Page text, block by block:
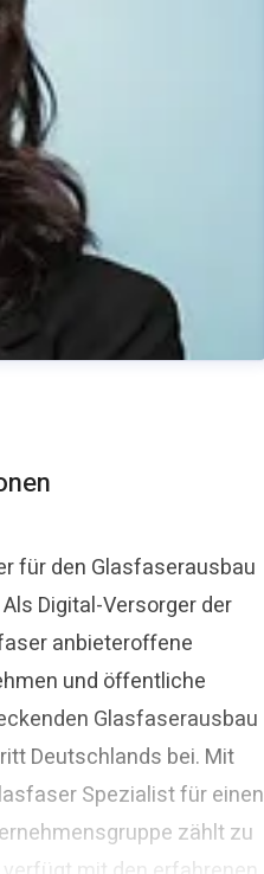
für den Glasfaserausbau
Digital-Versorger der
anbieteroffene
und öffentliche
Glasfaserausbau
Deutschlands bei. Mit
Spezialist für einen
zählt zu